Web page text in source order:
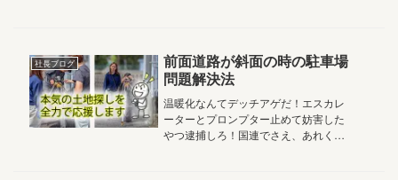
釣りに行ったお話...
社長ブログ
前面道路が斜面の時の駐車場
問題解決法
温暖化なんてデッチアゲだ！エスカレ
ーターとプロンプター止めて妨害した
やつ逮捕しろ！国連でさえ、あれくら